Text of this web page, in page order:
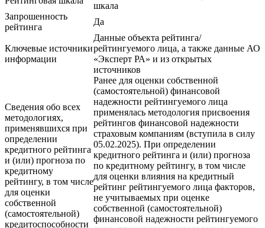
шкала
Запрошенность
рейтинга
Да
Ключевые источники
информации
Данные объекта рейтинга/
рейтингуемого лица, а также данные АО
«Эксперт РА» и из открытых
источников
Сведения обо всех
методологиях,
применявшихся при
определении
кредитного рейтинга
и (или) прогноза по
кредитному
рейтингу, в том числе
для оценки
собственной
(самостоятельной)
кредитоспособности
Ранее для оценки собственной
(самостоятельной) финансовой
надежности рейтингуемого лица
применялась методология присвоения
рейтингов финансовой надежности
страховым компаниям (вступила в силу
05.02.2025). При определении
кредитного рейтинга и (или) прогноза
по кредитному рейтингу, в том числе
для оценки влияния на кредитный
рейтинг рейтингуемого лица факторов,
не учитываемых при оценке
собственной (самостоятельной)
финансовой надежности рейтингуемого